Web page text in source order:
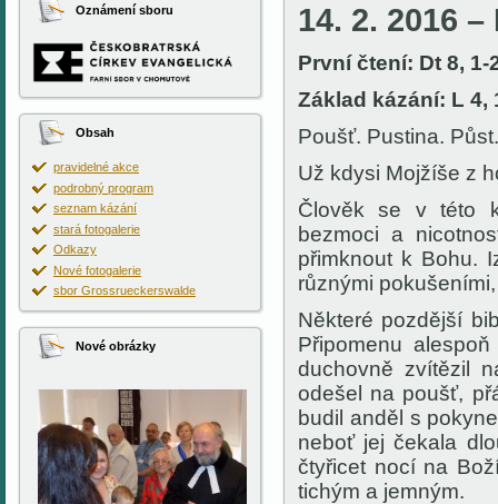
Oznámení sboru
Obsah
pravidelné akce
podrobný program
seznam kázání
stará fotogalerie
Odkazy
Nové fotogalerie
sbor Grossrueckerswalde
Nové obrázky
14. 2. 2016 –
První čtení: Dt 8, 1-
Základ kázání: L 4,
Poušť. Pustina.
Už kdysi Mojžíše z
Člověk se v této
bezmoci a
přimknout k Bohu.
různými
Některé pozdější
Připomenu
duchovně zvítězil
odešel na poušť,
budil anděl s
neboť jej čekala
čtyřicet nocí na
tichým a jemným.